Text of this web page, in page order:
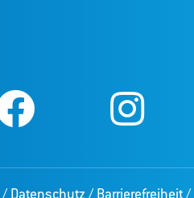
/ Datenschutz/ Barrierefreiheit/